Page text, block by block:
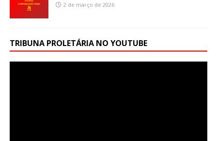
2 de março de 2026
TRIBUNA PROLETÁRIA NO YOUTUBE